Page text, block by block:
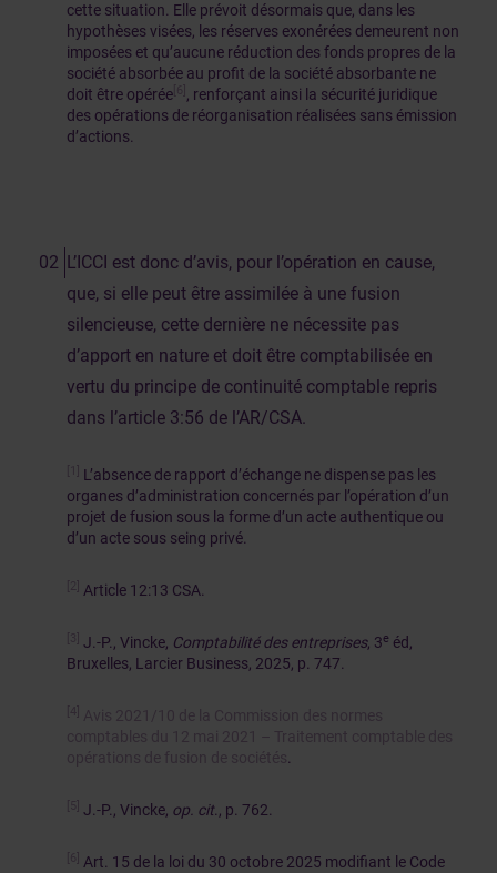
cette situation. Elle prévoit désormais que, dans les
hypothèses visées, les réserves exonérées demeurent non
imposées et qu’aucune réduction des fonds propres de la
société absorbée au profit de la société absorbante ne
doit être opérée [6] , renforçant ainsi la sécurité juridique
des opérations de réorganisation réalisées sans émission
d’actions.
L’ICCI est donc d’avis, pour l’opération en cause,
que, si elle peut être assimilée à une fusion
silencieuse, cette dernière ne nécessite pas
d’apport en nature et doit être comptabilisée en
vertu du principe de continuité comptable repris
dans l’article 3:56 de l’AR/CSA.
[1] L’absence de rapport d’échange ne dispense pas les
organes d’administration concernés par l’opération d’un
projet de fusion sous la forme d’un acte authentique ou
d’un acte sous seing privé.
[2] Article 12:13 CSA.
[3] J.-P., Vincke, Comptabilité des entreprises, 3e éd,
Bruxelles, Larcier Business, 2025, p. 747.
[4] Avis 2021/10 de la Commission des normes
comptables du 12 mai 2021 – Traitement comptable des
opérations de fusion de sociétés
[5] J.-P., Vincke, op. cit ., p. 762.
[6] Art. 15 de la loi du 30 octobre 2025 modifiant le Code